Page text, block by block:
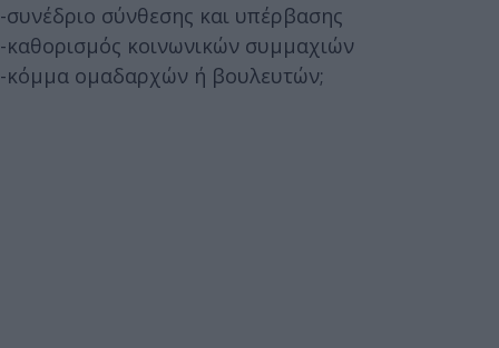
-συνέδριο σύνθεσης και υπέρβασης
-καθορισμός κοινωνικών συμμαχιών
-κόμμα ομαδαρχών ή βουλευτών;